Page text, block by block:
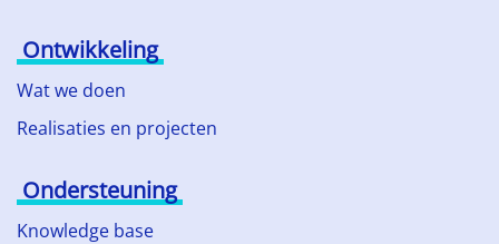
Ontwikkeling
Wat we doen
Realisaties en projecten
Ondersteuning
Knowledge base